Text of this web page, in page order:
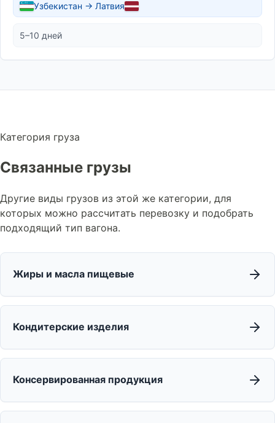
Узбекистан → Латвия
5–10 дней
Категория груза
Связанные грузы
Другие виды грузов из этой же категории, для
которых можно рассчитать перевозку и подобрать
подходящий тип вагона.
Жиры и масла пищевые
Кондитерские изделия
Консервированная продукция